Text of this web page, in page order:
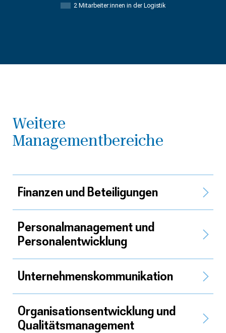
Weitere
Managementbereiche
Finanzen und Beteiligungen
Personal­management und
Personalentwicklung
Unternehmens­kommunikation
Organisationsentwicklung und
Qualitätsmanagement